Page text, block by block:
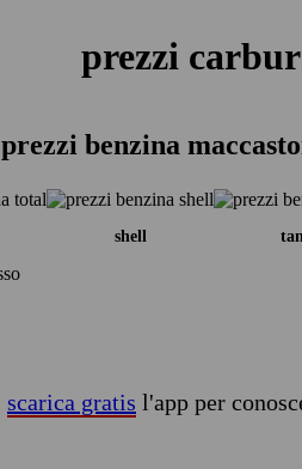
prezzi
prezzi benzina
shell
scarica gratis l'app per